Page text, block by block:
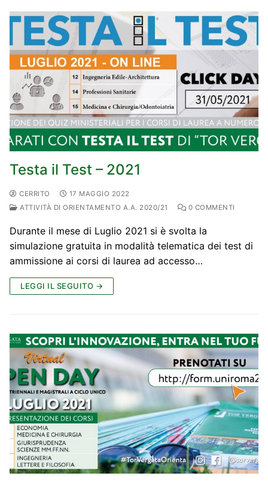
Testa il Test – 2021
CERRITO
17 MAGGIO 2022
ATTIVITÀ DI ORIENTAMENTO A.A. 2020/21
0 COMMENTI
Durante il mese di Luglio 2021 si è svolta la
simulazione gratuita in modalità telematica dei test di
ammissione ai corsi di laurea ad accesso…
LEGGI IL SEGUITO →